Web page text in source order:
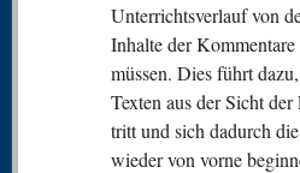
Unterrichtsverlauf von
Inhalte der
müssen. Dies führt
Texten aus der Sicht
tritt und sich dadurch
wieder von vorne